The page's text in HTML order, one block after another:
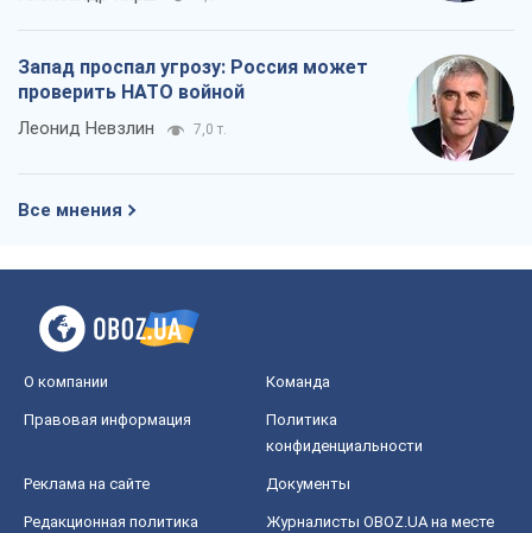
Запад проспал угрозу: Россия может
проверить НАТО войной
Леонид Невзлин 7,0 т.
Все мнения
О компании Команда
Правовая информация
Политика
конфиденциальности
Реклама на сайте Документы
Редакционная политика
Журналисты OBOZ.UA на месте